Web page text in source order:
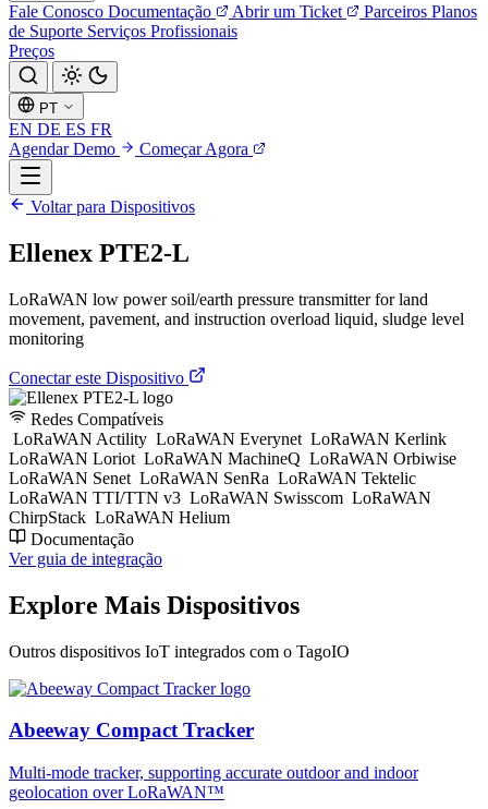
Fale Conosco Documentação Abrir um Ticket Parceiros Planos
de Suporte Serviços Profissionais
Preços
PT
EN DE ES FR
Agendar Demo
Começar Agora
Voltar para Dispositivos
Ellenex PTE2-L
LoRaWAN low power soil/earth pressure transmitter for land
movement, pavement, and instruction overload liquid, sludge level
monitoring
Conectar este Dispositivo
Redes Compatíveis
LoRaWAN Actility LoRaWAN Everynet LoRaWAN Kerlink
LoRaWAN Loriot LoRaWAN MachineQ LoRaWAN Orbiwise
LoRaWAN Senet LoRaWAN SenRa LoRaWAN Tektelic
LoRaWAN TTI/TTN v3 LoRaWAN Swisscom LoRaWAN
ChirpStack LoRaWAN Helium
Documentação
Ver guia de integração
Explore Mais Dispositivos
Outros dispositivos IoT integrados com o TagoIO
Abeeway Compact Tracker
Multi-mode tracker, supporting accurate outdoor and indoor
geolocation over LoRaWAN™